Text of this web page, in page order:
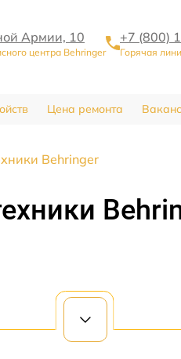
Армии, 10
центра Behringer
+7 (800)
Горячая
Цена ремонта
Behringer